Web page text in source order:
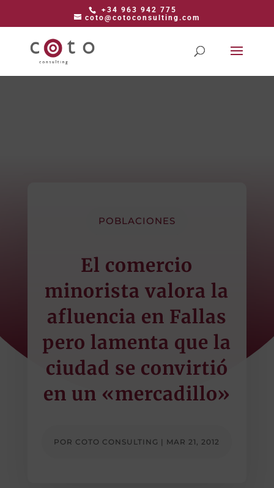
+34 963 942 775
coto@cotoconsulting.com
POBLACIONES
El comercio
minorista valora la
afluencia en Fallas
pero lamenta que la
ciudad se convirtió
en un «mercadillo»
POR COTO CONSULTING | MAR 21, 2012